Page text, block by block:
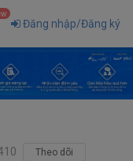
Đăng nhập/Đăng ký
Theo dõi